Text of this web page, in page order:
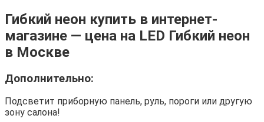
Гибкий неон купить в интернет-
магазине — цена на LED Гибкий неон
в Москве
Дополнительно:
Подсветит приборную панель, руль, пороги или другую
зону салона!